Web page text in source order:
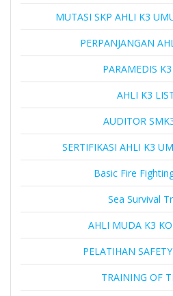
MUTASI SKP AHLI K3
PERPANJANGAN
PARAMEDIS
AHLI K3
AUDITOR
SERTIFIKASI AHLI K3
Basic Fire
Sea Survival
AHLI MUDA K3
PELATIHAN
TRAINING OF